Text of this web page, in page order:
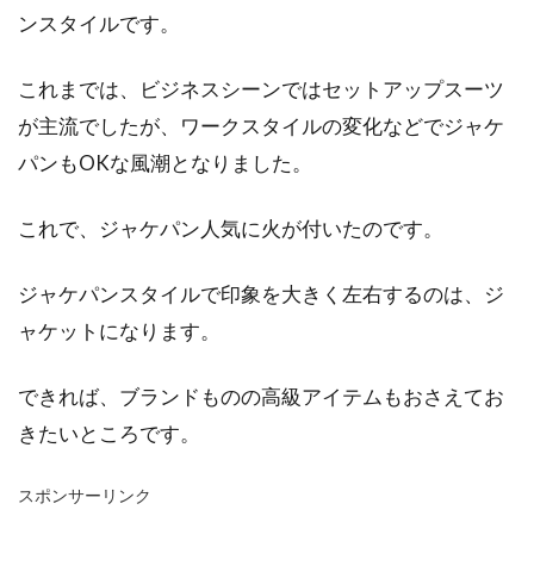
ンスタイルです。
これまでは、ビジネスシーンではセットアップスーツ
が主流でしたが、ワークスタイルの変化などでジャケ
パンもOKな風潮となりました。
これで、ジャケパン人気に火が付いたのです。
ジャケパンスタイルで印象を大きく左右するのは、ジ
ャケットになります。
できれば、ブランドものの高級アイテムもおさえてお
きたいところです。
スポンサーリンク